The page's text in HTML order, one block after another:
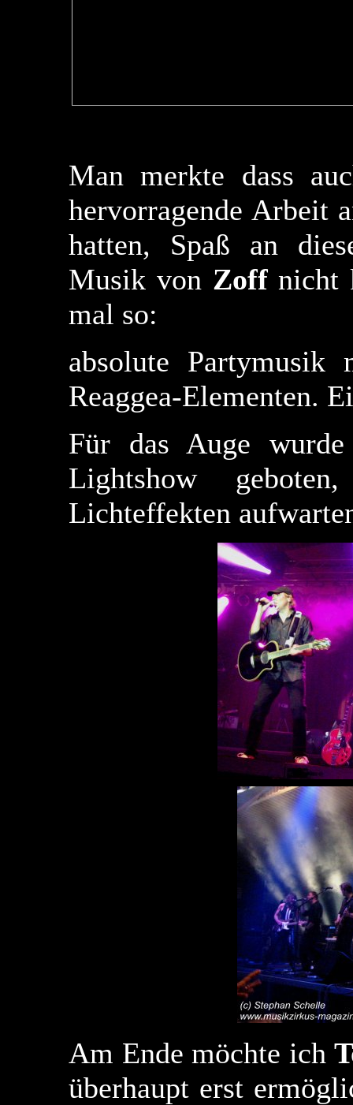
Man merkte dass
hervorragende Arbeit
hatten, Spaß an
Musik von Zoffnicht
mal so:
absolute
Reaggea-Elementen.
Für das Auge wurde
Lightshow
Lichteffekten
Am Ende möchte ich
überhaupt erst